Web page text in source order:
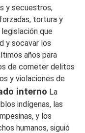
y secuestros,
tortura y
que
y socavar los
años para
de cometer delitos
y violaciones de
interno La
indígenas, las
y los
humanos, siguió